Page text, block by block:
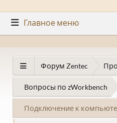
Главное меню
Форум Zentec
Вопросы по zWorkbench
Подключение к